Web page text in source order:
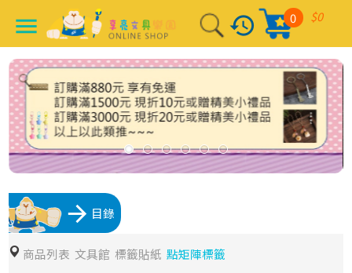
menu history $0
0
arrow_forward 目錄
商品列表 文具館 標籤貼紙 點矩陣標籤